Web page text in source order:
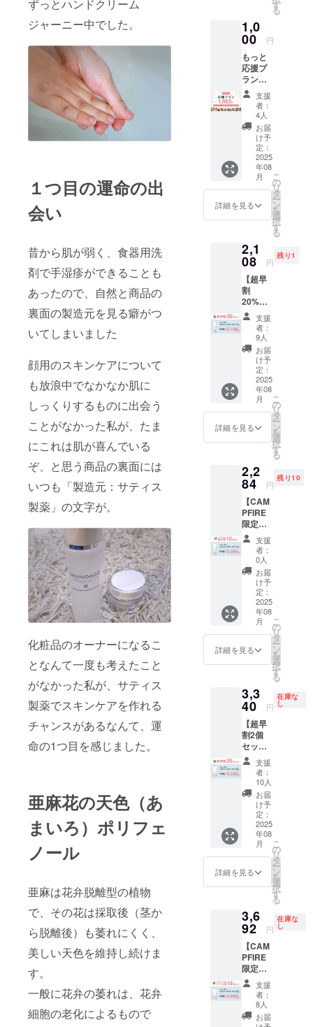
ずっとハンドクリーム
ジャーニー中でした。
１つ目の運命の出
会い
昔から肌が弱く、食器用洗
剤で手湿疹ができることも
あったので、自然と商品の
裏面の製造元を見る癖がつ
いてしまいました
顔用のスキンケアについて
も放浪中でなかなか肌に
しっくりするものに出会う
ことがなかった私が、たま
にこれは肌が喜んでいる
ぞ、と思う商品の裏面には
いつも「製造元：サティス
製薬」の文字が。
化粧品のオーナーになるこ
となんて一度も考えたこと
がなかった私が、サティス
製薬でスキンケアを作れる
チャンスがあるなんて、運
命の1つ目を感じました。
亜麻花の天色（あ
まいろ）ポリフェ
ノール
亜麻は花弁脱離型の植物
で、その花は採取後（茎か
ら脱離後）も萎れにくく、
美しい天色を維持し続けま
す。
一般に花弁の萎れは、花弁
細胞の老化によるもので
す
る
1,0
00 円
もっと
応援プ
ラン
お礼の
手紙
（メー
ル）
※500円
プラン
と内容
は同じ
支援
者：
4人
お届
け予
定：
2025
年08
月
詳細を見る
こ
の
リ
タ
ー
ン
を
選
択
す
る
2,1
08 円
残り1
【超早
割
20%OF
F】 本
品1個 ※
消費
税、送
料込み
販売価
格：1個
（30g）
税込
1,760円
（税抜
1,600
円） 商
率：
20% 送
料：700
円
支援
者：
9人
お届
け予
定：
2025
年08
月
詳細を見る
こ
の
リ
タ
ー
ン
を
選
択
す
る
2,2
84 円
残り10
【CAM
PFIRE
限定
割
10%OF
F】 本
品1個 ※
消費
税、送
料込み
販売価
格：1個
（30g）
税込
1,760円
（税抜
円） 商
品割引
率：
10% 送
料：700
円
支援
者：
0人
お届
け予
定：
2025
年08
月
詳細を見る
こ
の
リ
タ
ー
ン
を
選
択
す
る
3,3
40 円
在庫な
し
【超早
割2個
セッ
ト
25%OF
F】 本
品2個 ※
消費
税、送
料込み
販売価
格：1個
（30g）
税込
1,760円
（税抜
円） 商
品割引
率：
25% 送
料：700
円
支援
者：
10人
お届
け予
定：
2025
年08
月
詳細を見る
こ
の
リ
タ
ー
ン
を
選
択
す
る
3,6
92 円
在庫な
し
【CAM
PFIRE
限定ダ
ブル
割
15%OF
F】 本
品2個 ※
支援
者：
8人
お届